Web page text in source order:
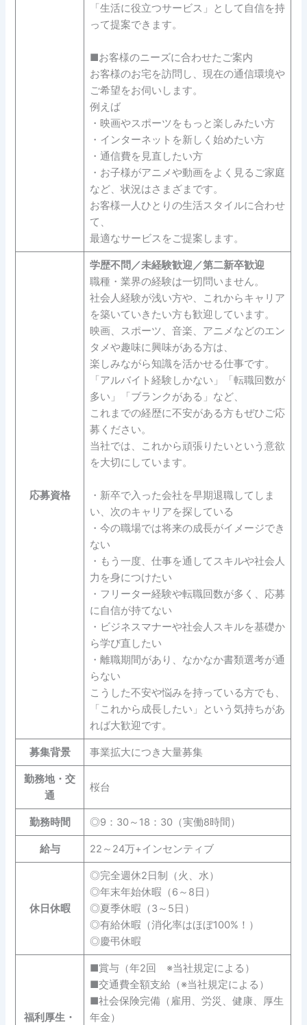
「生活に役立つサービス」として自信を持
って提案できます。
■お客様のニーズに合わせたご案内
お客様のお宅を訪問し、現在の通信環境や
ご希望をお伺いします。
例えば
・映画やスポーツをもっと楽しみたい方
・インターネットを新しく始めたい方
・通信費を見直したい方
・お子様がアニメや動画をよく見るご家庭
など、状況はさまざまです。
お客様一人ひとりの生活スタイルに合わせ
て、
最適なサービスをご提案します。
応募資格
学歴不問／未経験歓迎／第二新卒歓迎
職種・業界の経験は一切問いません。
社会人経験が浅い方や、これからキャリア
を築いていきたい方も歓迎しています。
映画、スポーツ、音楽、アニメなどのエン
タメや趣味に興味がある方は、
楽しみながら知識を活かせる仕事です。
「アルバイト経験しかない」「転職回数が
多い」「ブランクがある」など、
これまでの経歴に不安がある方もぜひご応
募ください。
当社では、これから頑張りたいという意欲
を大切にしています。
・新卒で入った会社を早期退職してしま
い、次のキャリアを探している
・今の職場では将来の成長がイメージでき
ない
・もう一度、仕事を通してスキルや社会人
力を身につけたい
・フリーター経験や転職回数が多く、応募
に自信が持てない
・ビジネスマナーや社会人スキルを基礎か
ら学び直したい
・離職期間があり、なかなか書類選考が通
らない
こうした不安や悩みを持っている方でも、
「これから成長したい」という気持ちがあ
れば大歓迎です。
募集背景 事業拡大につき大量募集
勤務地・交
通
桜台
勤務時間 ◎9：30～18：30（実働8時間）
給与 22～24万+インセンティブ
休日休暇
◎完全週休2日制（火、水）
◎年末年始休暇（6～8日）
◎夏季休暇（3～5日）
◎有給休暇（消化率はほぼ100%！）
◎慶弔休暇
福利厚生・
■賞与（年2回 ※当社規定による）
■交通費全額支給（※当社規定による）
■社会保険完備（雇用、労災、健康、厚生
年金）